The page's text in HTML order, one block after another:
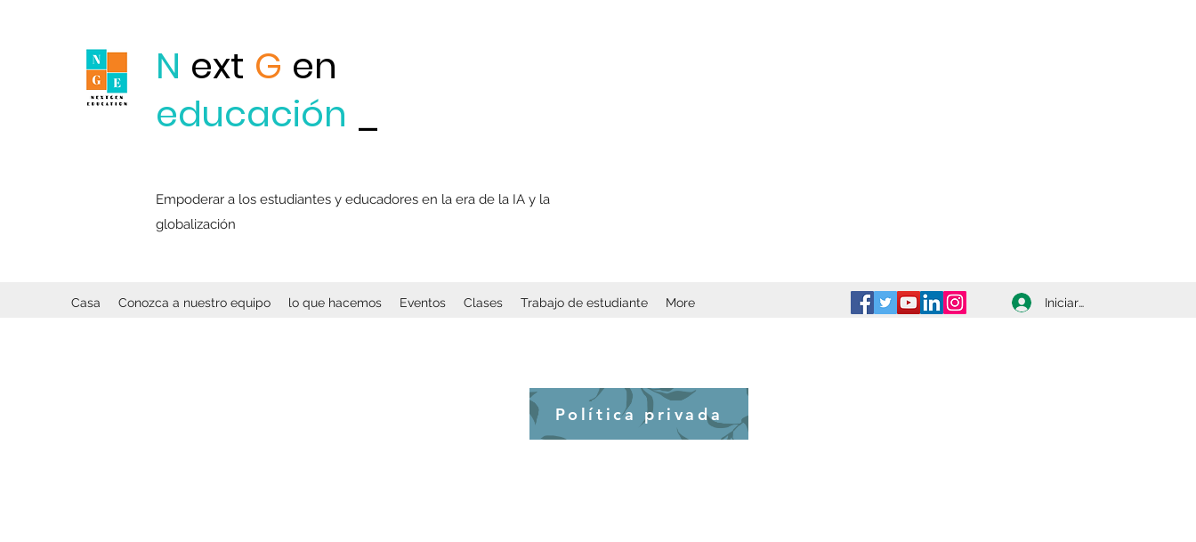
N ext G en
educación _
Empoderar a los estudiantes y educadores en la era de la IA y la
globalización
Casa Conozca a nuestro equipo lo que hacemos Eventos Clases Trabajo de estudiante More Iniciar sesión
Política privada